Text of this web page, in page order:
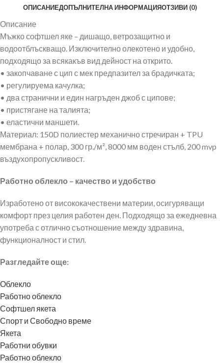
ОПИСАНИЕДОПЪЛНИТЕЛНА ИНФОРМАЦИЯОТЗИВИ (0)
Описание
Мъжко софтшел яке – дишащо, ветрозащитно и
водоотблъскващо. Изключително олекотено и удобно,
подходящо за всякакъв вид дейност на открито.
• закопчаване с цип с мек предпазител за брадичката;
• регулируема качулка;
• два странични и един нагръден джоб с ципове;
• пристягане на талията;
• еластични маншети.
Материал: 150D полиестер механично стречиран + TPU
мембрана + полар, 300 гр./м², 8000 мм воден стълб, 200 mvp
въздухопропускливост.
Работно облекло – качество и удобство
Изработено от висококачествени материи, осигуряващи
комфорт през целия работен ден. Подходящо за ежедневна
употреба с отлично съотношение между здравина,
функционалност и стил.
Разгледайте още:
Облекло
Работно облекло
Софтшел якета
Спорт и Свободно време
Якета
Работни обувки
Работно облекло